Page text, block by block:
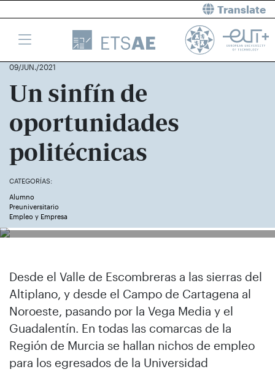
Translate
09/JUN./2021
Un sinfín de
oportunidades
politécnicas
CATEGORÍAS:
Alumno
Preuniversitario
Empleo y Empresa
Desde el Valle de Escombreras a las sierras del
Altiplano, y desde el Campo de Cartagena al
Noroeste, pasando por la Vega Media y el
Guadalentín. En todas las comarcas de la
Región de Murcia se hallan nichos de empleo
para los egresados de la Universidad